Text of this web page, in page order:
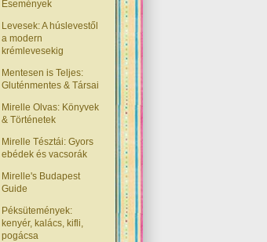
Események
Levesek: A húslevestől
a modern
krémlevesekig
Mentesen is Teljes:
Gluténmentes & Társai
Mirelle Olvas: Könyvek
& Történetek
Mirelle Tésztái: Gyors
ebédek és vacsorák
Mirelle's Budapest
Guide
Péksütemények:
kenyér, kalács, kifli,
pogácsa